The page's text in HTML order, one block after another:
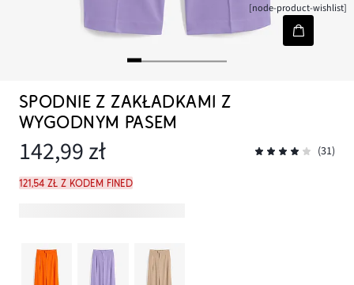
[node-product-wishlist]
SPODNIE Z ZAKŁADKAMI Z
WYGODNYM PASEM
142,99 zł (31)
121,54 zł z kodem FINED